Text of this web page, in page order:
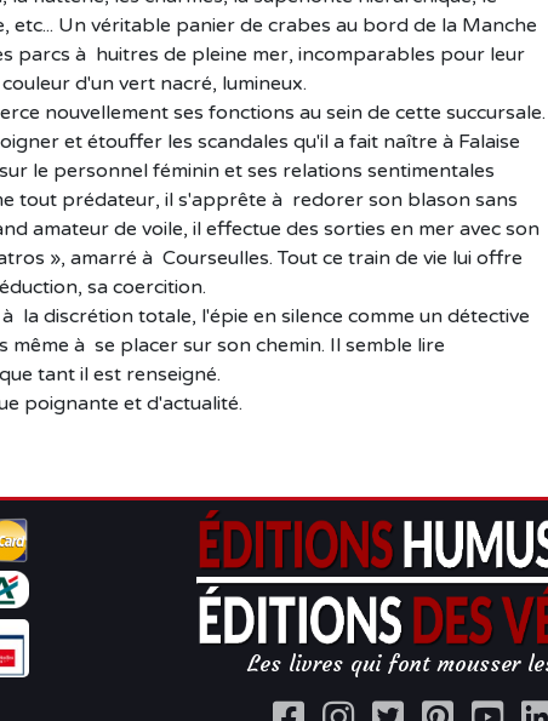
etc... Un véritable panier de crabes au bord de la Manche
parcs à huitres de pleine mer, incomparables pour leur
d'un vert nacré, lumineux.
nouvellement ses fonctions au sein de cette succursale.
et étouffer les scandales qu'il a fait naître à Falaise
le personnel féminin et ses relations sentimentales
tout prédateur, il s'apprête à redorer son blason sans
amateur de voile, il effectue des sorties en mer avec son
», amarré à Courseulles. Tout ce train de vie lui offre
sa coercition.
la discrétion totale, l'épie en silence comme un détective
même à se placer sur son chemin. Il semble lire
tant il est renseigné.
poignante et d'actualité.
Les livres qui font mousser